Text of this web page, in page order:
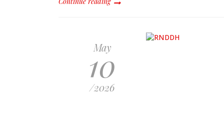
May
10
/2026